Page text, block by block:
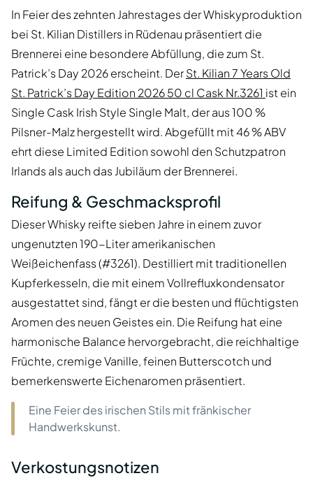
In Feier des zehnten Jahrestages der Whiskyproduktion
bei St. Kilian Distillers in Rüdenau präsentiert die
Brennerei eine besondere Abfüllung, die zum St.
Patrick’s Day 2026 erscheint. DerSt. Kilian 7 Years Old
St. Patrick’s Day Edition 2026 50 cl Cask Nr.3261 ist ein
Single Cask Irish Style Single Malt, der aus 100 %
Pilsner-Malz hergestellt wird. Abgefüllt mit 46 % ABV
ehrt diese Limited Edition sowohl den Schutzpatron
Irlands als auch das Jubiläum der Brennerei.
Reifung & Geschmacksprofil
Dieser Whisky reifte sieben Jahre in einem zuvor
ungenutzten 190-Liter amerikanischen
Weißeichenfass (#3261). Destilliert mit traditionellen
Kupferkesseln, die mit einem Vollrefluxkondensator
ausgestattet sind, fängt er die besten und flüchtigsten
Aromen des neuen Geistes ein. Die Reifung hat eine
harmonische Balance hervorgebracht, die reichhaltige
Früchte, cremige Vanille, feinen Butterscotch und
bemerkenswerte Eichenaromen präsentiert.
Eine Feier des irischen Stils mit fränkischer
Handwerkskunst.
Verkostungsnotizen